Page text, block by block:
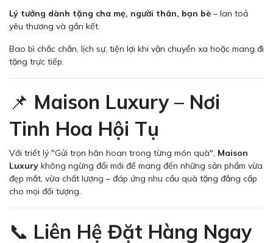
Lý tưởng dành tặng cha mẹ, người thân, bạn bè – lan toả
yêu thương và gắn kết.
Bao bì chắc chắn, lịch sự, tiện lợi khi vận chuyển xa hoặc mang đi
tặng trực tiếp.
📌 Maison Luxury – Nơi
Tinh Hoa Hội Tụ
Với triết lý "Gửi trọn hân hoan trong từng món quà", Maison
Luxury không ngừng đổi mới để mang đến những sản phẩm vừa
đẹp mắt, vừa chất lượng – đáp ứng nhu cầu quà tặng đẳng cấp
cho mọi đối tượng.
📞 Liên Hệ Đặt Hàng Ngay